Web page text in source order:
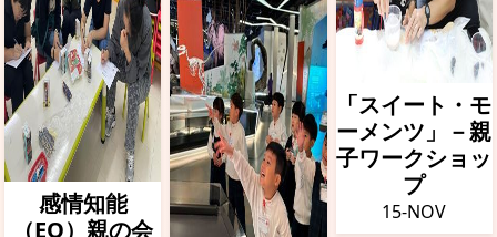
感情知能
（EQ）親の会
「スイート・モ
ーメンツ」－親
子ワークショッ
プ
15-NOV